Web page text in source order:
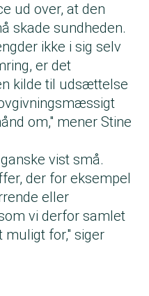
ud over, at den
skade sundheden.
ikke i sig selv
er det
kilde til udsættelse
om," mener Stine
vist små.
der for eksempel
eller
vi derfor samlet
for," siger